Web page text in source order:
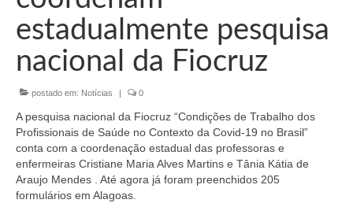
Conselheiros e Diretoria
Câmaras Técnicas
Carta de Serviços ao Cidadão
Governança
Transparência e Prestação de Contas
Eleições
estadualmente pesquisa
nacional da Fiocruz
postado em: Notícias | 0
A pesquisa nacional da Fiocruz “Condições de Trabalho dos
Profissionais de Saúde no Contexto da Covid-19 no Brasil”
conta com a coordenação estadual das professoras e
enfermeiras Cristiane Maria Alves Martins e Tânia Kátia de
Araujo Mendes . Até agora já foram preenchidos 205
formulários em Alagoas.